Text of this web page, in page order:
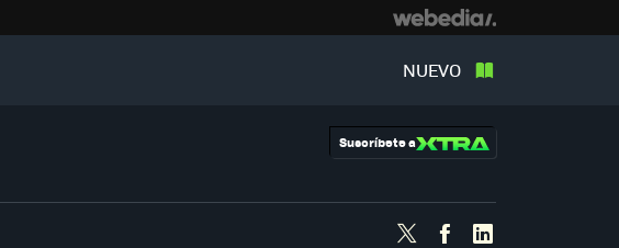
NUEVO
Suscríbete a
TwitterFacebook